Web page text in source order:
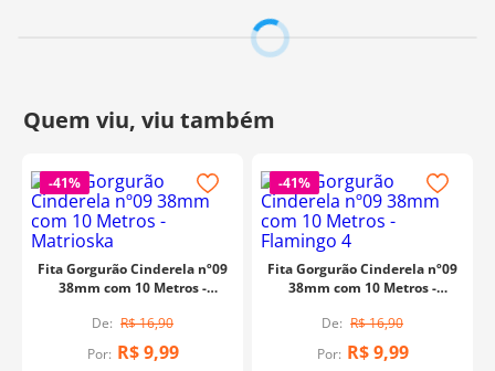
perfeita para decoração de enfeites de mesa, convites
um sucesso!
Contém:
Tamanho: 38mm
Fabricante:Cinderela
-41%
Fita Gorgurão Cinderela nº09
38mm com 10 Metros -
R$16,90
Por: R$ 9,99
-41%
Fita Gorgurão Cinderela nº09
38mm com 10 Metros -
R$16,90
Por: R$ 9,99